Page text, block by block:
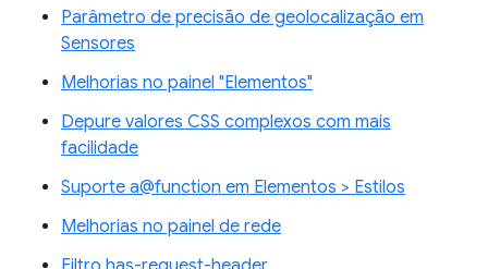
Parâmetro de precisão de geolocalização em
Sensores
Melhorias no painel "Elementos"
Depure valores CSS complexos com mais
facilidade
Suporte a@function em Elementos > Estilos
Melhorias no painel de rede